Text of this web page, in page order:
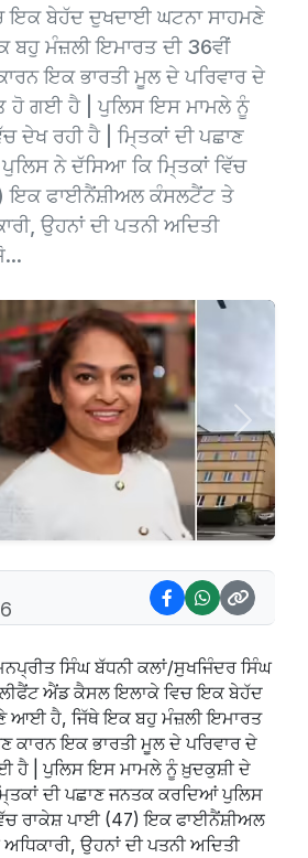
ਇਕ ਬੇਹੱਦ ਦੁਖਦਾਈ ਘਟਨਾ ਸਾਹਮਣੇ
ਮੰਜ਼ਲੀ ਇਮਾਰਤ ਦੀ 36ਵੀਂ
ਇਕ ਭਾਰਤੀ ਮੂਲ ਦੇ ਪਰਿਵਾਰ ਦੇ
ਹੋ ਗਈ ਹੈ | ਪੁਲਿਸ ਇਸ ਮਾਮਲੇ ਨੂੰ
ਦੇਖ ਰਹੀ ਹੈ | ਮਿ੍ਤਕਾਂ ਦੀ ਪਛਾਣ
ਨੇ ਦੱਸਿਆ ਕਿ ਮਿ੍ਤਕਾਂ ਵਿੱਚ
ਇਕ ਫਾਈਨੈਂਸ਼ੀਅਲ ਕੰਸਲਟੈਂਟ ਤੇ
ਉਹਨਾਂ ਦੀ ਪਤਨੀ ਅਦਿਤੀ
Next
ਸਿੰਘ ਬੱਧਨੀ ਕਲਾਂ/ਸੁਖਜਿੰਦਰ ਸਿੰਘ
ਐਂਡ ਕੈਸਲ ਇਲਾਕੇ ਵਿਚ ਇਕ ਬੇਹੱਦ
ਆਈ ਹੈ, ਜਿੱਥੇ ਇਕ ਬਹੁ ਮੰਜ਼ਲੀ ਇਮਾਰਤ
ਕਾਰਨ ਇਕ ਭਾਰਤੀ ਮੂਲ ਦੇ ਪਰਿਵਾਰ ਦੇ
ਹੈ | ਪੁਲਿਸ ਇਸ ਮਾਮਲੇ ਨੂੰ ਖ਼ੁਦਕੁਸ਼ੀ ਦੇ
ਦੀ ਪਛਾਣ ਜਨਤਕ ਕਰਦਿਆਂ ਪੁਲਿਸ
ਰਾਕੇਸ਼ ਪਾਈ (47) ਇਕ ਫਾਈਨੈਂਸ਼ੀਅਲ
ਉਹਨਾਂ ਦੀ ਪਤਨੀ ਅਦਿਤੀ